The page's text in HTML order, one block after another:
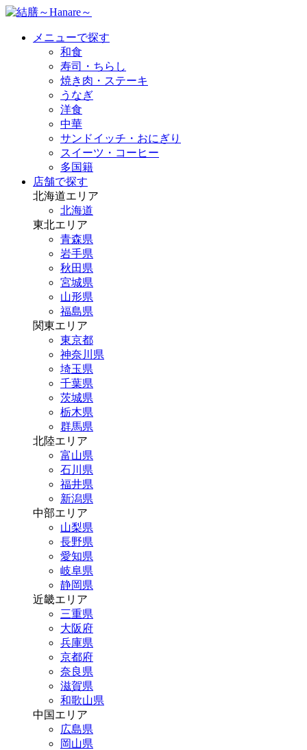
メニューで探す
和食
寿司・ちらし
焼き肉・ステーキ
うなぎ
洋食
中華
サンドイッチ・おにぎり
スイーツ・コーヒー
多国籍
店舗で探す
北海道エリア
北海道
東北エリア
青森県
岩手県
秋田県
宮城県
山形県
福島県
関東エリア
東京都
神奈川県
埼玉県
千葉県
茨城県
栃木県
群馬県
北陸エリア
富山県
石川県
福井県
新潟県
中部エリア
山梨県
長野県
愛知県
岐阜県
静岡県
近畿エリア
三重県
大阪府
兵庫県
京都府
奈良県
滋賀県
和歌山県
中国エリア
広島県
岡山県